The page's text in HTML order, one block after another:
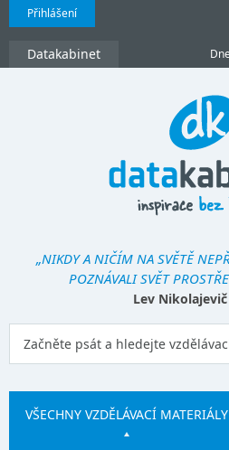
Přihlášení
Datakabinet
„NIKDY A NIČÍM NA SVĚTĚ
POZNÁVALI SVĚT
Lev
VŠECHNY VZDĚLÁVACÍ MATERIÁLY